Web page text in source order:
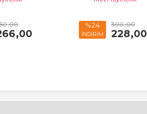
,00
,00
%24
İNDİRİM
300,00
228,00